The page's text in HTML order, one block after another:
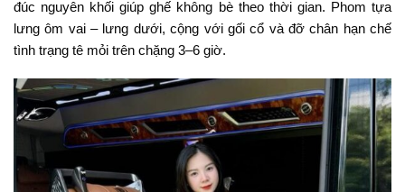
đúc nguyên khối giúp ghế không bè theo thời gian. Phom tựa
lưng ôm vai – lưng dưới, cộng với gối cổ và đỡ chân hạn chế
tình trạng tê mỏi trên chặng 3–6 giờ.